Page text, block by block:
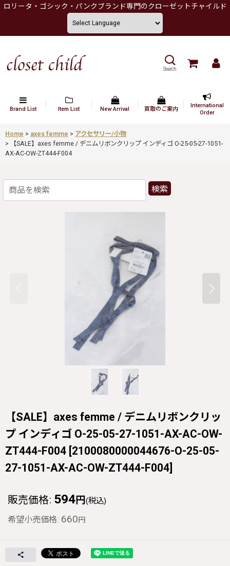
ロリータ・ゴシック・パンクブランド専門のクローゼットチャイルド
Search
Brand List Item List New Arrival 買取のご案内
International
Order
Home > axes femme > アクセサリー/小物
>
【SALE】axes femme / デニムリボンクリップ インディゴ O-25-05-27-1051-
AX-AC-OW-ZT444-F004
検索
【SALE】axes femme / デニムリボンクリッ
プ インディゴ O-25-05-27-1051-AX-AC-OW-
ZT444-F004 [2100080000044676-O-25-05-
27-1051-AX-AC-OW-ZT444-F004]
販売価格: 594円 (税込)
希望小売価格: 660円